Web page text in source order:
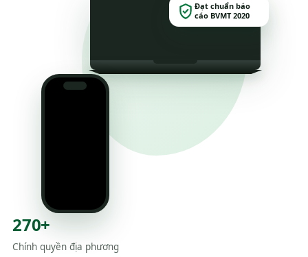
Đạt chuẩn báo
cáo BVMT 2020
270+
Chính quyền địa phương